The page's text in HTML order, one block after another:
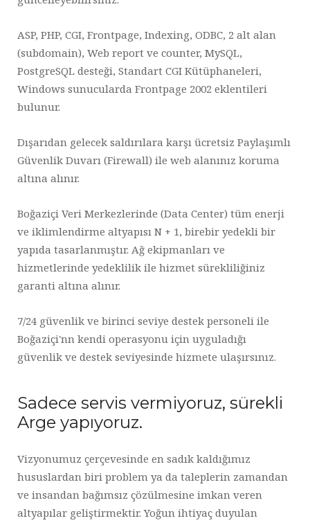
ASP, PHP, CGI, Frontpage, Indexing, ODBC, 2 alt alan
(subdomain), Web report ve counter, MySQL,
PostgreSQL desteği, Standart CGI Kütüphaneleri,
Windows sunucularda Frontpage 2002 eklentileri
bulunur.
Dışarıdan gelecek saldırılara karşı ücretsiz Paylaşımlı
Güvenlik Duvarı (Firewall) ile web alanınız koruma
altına alınır.
Boğaziçi Veri Merkezlerinde (Data Center) tüm enerji
ve iklimlendirme altyapısı N + 1, birebir yedekli bir
yapıda tasarlanmıştır. Ağ ekipmanları ve
hizmetlerinde yedeklilik ile hizmet sürekliliğiniz
garanti altına alınır.
7/24 güvenlik ve birinci seviye destek personeli ile
Boğaziçi'nn kendi operasyonu için uyguladığı
güvenlik ve destek seviyesinde hizmete ulaşırsınız.
Sadece servis vermiyoruz, sürekli
Arge yapıyoruz.
Vizyonumuz çerçevesinde en sadık kaldığımız
hususlardan biri problem ya da taleplerin zamandan
ve insandan bağımsız çözülmesine imkan veren
altyapılar geliştirmektir. Yoğun ihtiyaç duyulan